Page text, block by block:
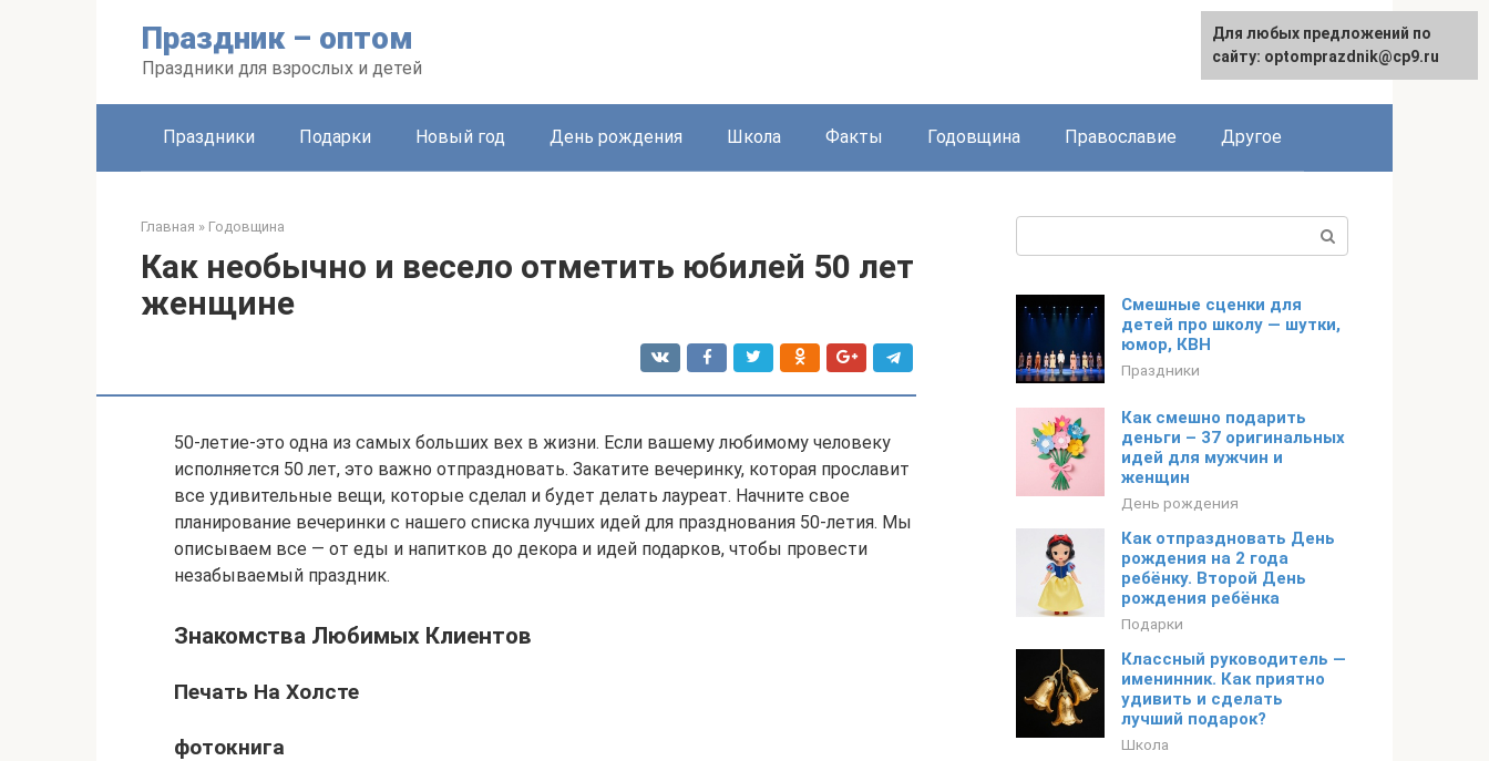
Праздник – оптом
Праздники для взрослых и детей
Праздники Подарки Новый год День рождения Школа Факты Годовщина Православие Другое
Главная » Годовщина
Как необычно и весело отметить юбилей 50 лет
женщине
50-летие-это одна из самых больших вех в жизни. Если вашему любимому человеку
исполняется 50 лет, это важно отпраздновать. Закатите вечеринку, которая прославит
все удивительные вещи, которые сделал и будет делать лауреат. Начните свое
планирование вечеринки с нашего списка лучших идей для празднования 50-летия. Мы
описываем все — от еды и напитков до декора и идей подарков, чтобы провести
незабываемый праздник.
Знакомства Любимых Клиентов
Печать На Холсте
фотокнига
Смешные сценки для
детей про школу — шутки,
юмор, КВН
Праздники
Как смешно подарить
деньги – 37 оригинальных
идей для мужчин и
женщин
День рождения
Как отпраздновать День
рождения на 2 года
ребёнку. Второй День
рождения ребёнка
Подарки
Классный руководитель —
именинник. Как приятно
удивить и сделать
лучший подарок?
Школа
Для любых предложений по
сайту: optomprazdnik@cp9.ru